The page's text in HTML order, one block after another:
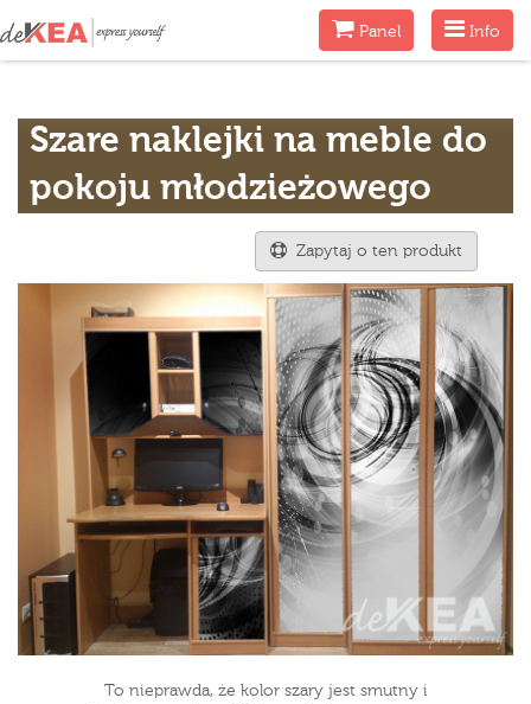
Menu
Info
MenuPanel
Szare naklejki na meble do
pokoju młodzieżowego
Zapytaj o ten produkt
To nieprawda, że kolor szary jest smutny i